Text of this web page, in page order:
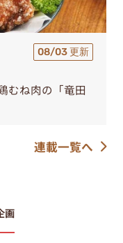
08/03 更新
むね肉の「竜田
連載一覧へ
画